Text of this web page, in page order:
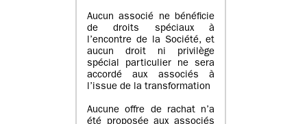
Aucun associé ne bénéficie
de droits spéciaux à
l’encontre de la Société, et
aucun droit ni privilège
spécial particulier ne sera
accordé aux associés à
l’issue de la transformation
Aucune offre de rachat n’a